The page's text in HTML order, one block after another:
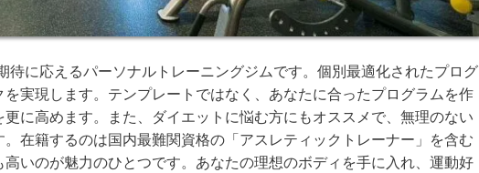
待に応えるパーソナルトレーニングジムです。個別最適化されたプログ
実現します。テンプレートではなく、あなたに合ったプログラムを作
に高めます。また、ダイエットに悩む方にもオススメで、無理のない
在籍するのは国内最難関資格の「アスレティックトレーナー」を含む
いのが魅力のひとつです。あなたの理想のボディを手に入れ、運動好